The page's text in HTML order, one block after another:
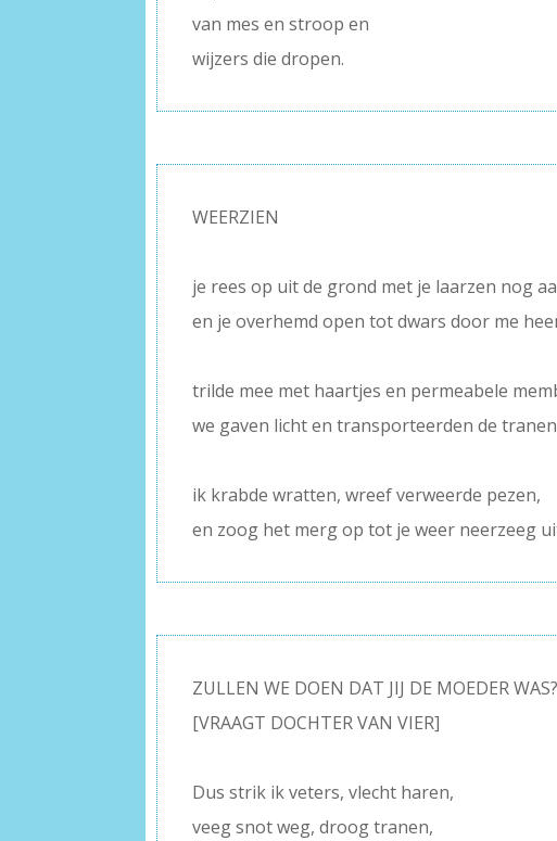
van mes en stroop en
wijzers die dropen.
WEERZIEN
je rees op uit de grond met je laarzen nog
en je overhemd open tot dwars door me
trilde mee met haartjes en permeabele
we gaven licht en transporteerden de tranen
ik krabde wratten, wreef verweerde pezen,
en zoog het merg op tot je weer neerzeeg
ZULLEN WE DOEN DAT JIJ DE MOEDER WAS?
[VRAAGT DOCHTER VAN VIER]
Dus strik ik veters, vlecht haren,
veeg snot weg, droog tranen,